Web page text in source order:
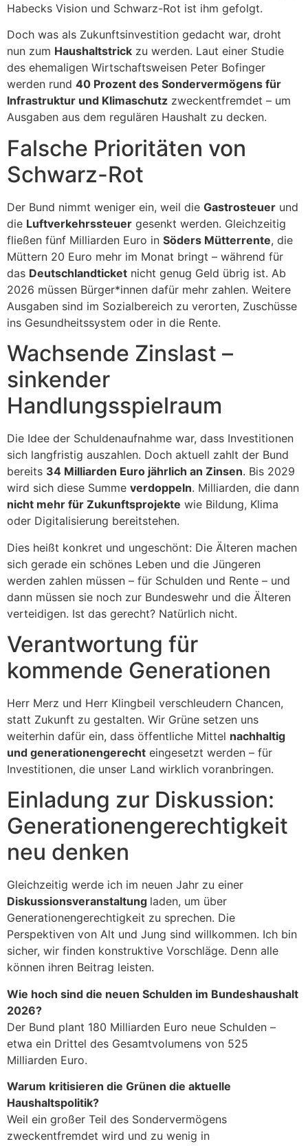
Habecks Vision und Schwarz-Rot ist ihm gefolgt.
Doch was als Zukunftsinvestition gedacht war, droht
nun zum Haushaltstrick zu werden. Laut einer Studie
des ehemaligen Wirtschaftsweisen Peter Bofinger
werden rund 40 Prozent des Sondervermögens für
Infrastruktur und Klimaschutz zweckentfremdet – um
Ausgaben aus dem regulären Haushalt zu decken.
Falsche Prioritäten von
Schwarz-Rot
Der Bund nimmt weniger ein, weil die Gastrosteuer und
die Luftverkehrssteuer gesenkt werden. Gleichzeitig
fließen fünf Milliarden Euro in Söders Mütterrente, die
Müttern 20 Euro mehr im Monat bringt – während für
das Deutschlandticket nicht genug Geld übrig ist. Ab
2026 müssen Bürger*innen dafür mehr zahlen. Weitere
Ausgaben sind im Sozialbereich zu verorten, Zuschüsse
ins Gesundheitssystem oder in die Rente.
Wachsende Zinslast –
sinkender
Handlungsspielraum
Die Idee der Schuldenaufnahme war, dass Investitionen
sich langfristig auszahlen. Doch aktuell zahlt der Bund
bereits 34 Milliarden Euro jährlich an Zinsen. Bis 2029
wird sich diese Summe verdoppeln. Milliarden, die dann
nicht mehr für Zukunftsprojekte wie Bildung, Klima
oder Digitalisierung bereitstehen.
Dies heißt konkret und ungeschönt: Die Älteren machen
sich gerade ein schönes Leben und die Jüngeren
werden zahlen müssen – für Schulden und Rente – und
dann müssen sie noch zur Bundeswehr und die Älteren
verteidigen. Ist das gerecht? Natürlich nicht.
Verantwortung für
kommende Generationen
Herr Merz und Herr Klingbeil verschleudern Chancen,
statt Zukunft zu gestalten. Wir Grüne setzen uns
weiterhin dafür ein, dass öffentliche Mittel nachhaltig
und generationengerecht eingesetzt werden – für
Investitionen, die unser Land wirklich voranbringen.
Einladung zur Diskussion:
Generationengerechtigkeit
neu denken
Gleichzeitig werde ich im neuen Jahr zu einer
Diskussionsveranstaltung laden, um über
Generationengerechtigkeit zu sprechen. Die
Perspektiven von Alt und Jung sind willkommen. Ich bin
sicher, wir finden konstruktive Vorschläge. Denn alle
können ihren Beitrag leisten.
Wie hoch sind die neuen Schulden im Bundeshaushalt
2026?
Der Bund plant 180 Milliarden Euro neue Schulden –
etwa ein Drittel des Gesamtvolumens von 525
Milliarden Euro.
Warum kritisieren die Grünen die aktuelle
Haushaltspolitik?
Weil ein großer Teil des Sondervermögens
zweckentfremdet wird und zu wenig in